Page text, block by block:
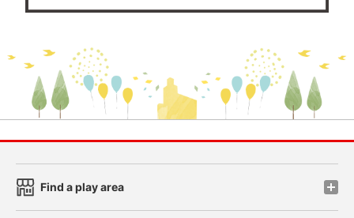
Find a play area